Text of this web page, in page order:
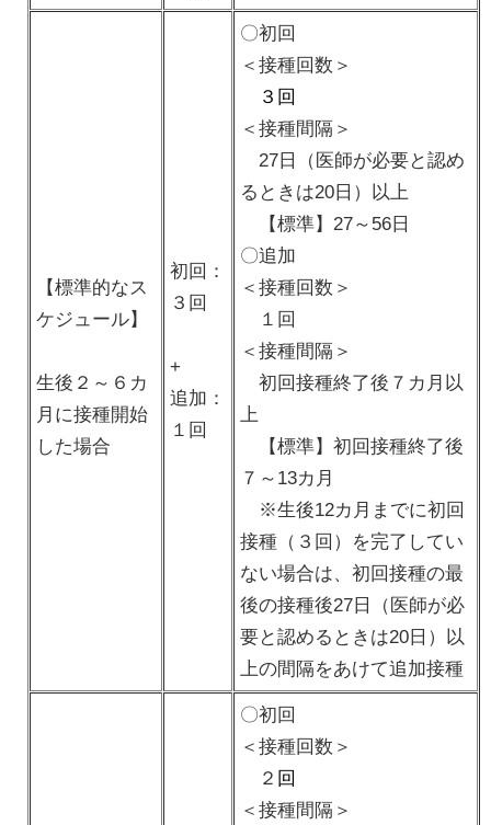
【標準的なス
ケジュール】
生後２～６カ
月に接種開始
した場合
初回：
３回
+
追加：
１回
〇初回
＜接種回数＞
３回
＜接種間隔＞
27日（医師が必要と認め
るときは20日）以上
【標準】27～56日
〇追加
＜接種回数＞
１回
＜接種間隔＞
初回接種終了後７カ月以
上
【標準】初回接種終了後
７～13カ月
※生後12カ月までに初回
接種（３回）を完了してい
ない場合は、初回接種の最
後の接種後27日（医師が必
要と認めるときは20日）以
上の間隔をあけて追加接種
〇初回
＜接種回数＞
２ 回
＜接種間隔＞